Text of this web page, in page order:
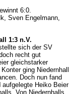
6:0.
Sven Engelmann,
1:3 n.V.
sich der SV
recht gut
gleichstarker
ging Niedernhall
Doch nun fand
Heiko Beier
Von Niedernhalls